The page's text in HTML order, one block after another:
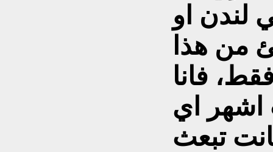
لندن او
من هذا
فانا
اشهر اي
تبعث